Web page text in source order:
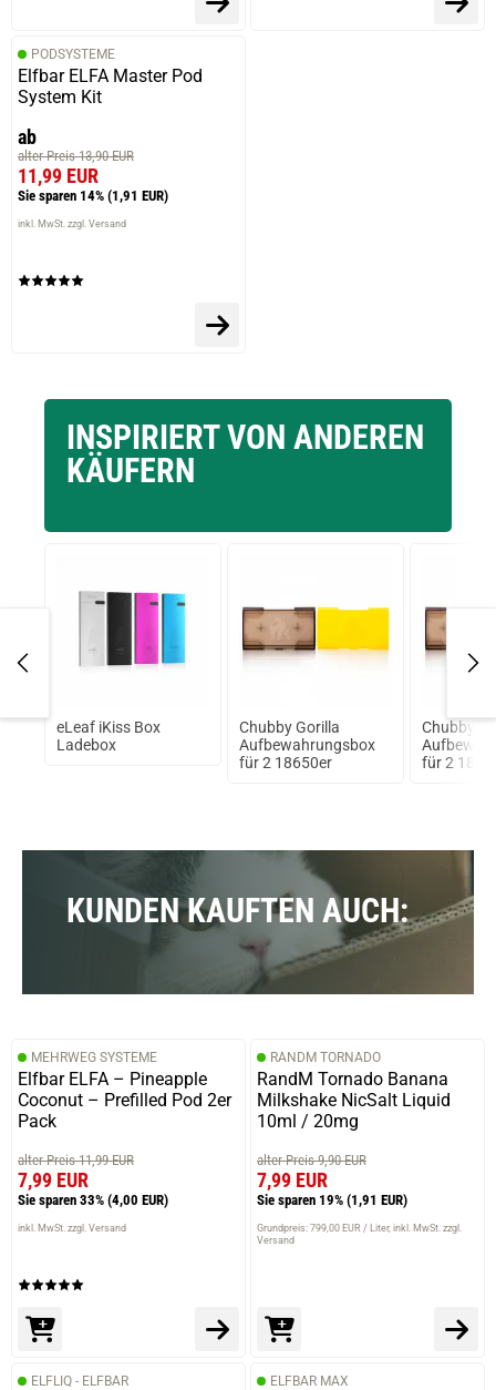
PODSYSTEME
Elfbar ELFA Master Pod
System Kit
ab
alter Preis 13,90 EUR
11,99 EUR
Sie sparen 14% (1,91 EUR)
inkl. MwSt. zzgl. Versand
INSPIRIERT VON ANDEREN
KÄUFERN
eLeaf iKiss Box
Ladebox
Chubby Gorilla
Aufbewahrungsbox
für 2 18650er
Chubby
für 2
KUNDEN KAUFTEN AUCH:
MEHRWEG SYSTEME
Elfbar ELFA – Pineapple
Coconut – Prefilled Pod 2er
Pack
alter Preis 11,99 EUR
7,99 EUR
Sie sparen 33% (4,00 EUR)
inkl. MwSt. zzgl. Versand
RANDM TORNADO
RandM Tornado Banana
Milkshake NicSalt Liquid
10ml / 20mg
alter Preis 9,90 EUR
7,99 EUR
Sie sparen 19% (1,91 EUR)
Grundpreis: 799,00 EUR / Liter inkl. MwSt. zzgl.
Versand
ELFLIQ - ELFBAR ELFBAR MAX